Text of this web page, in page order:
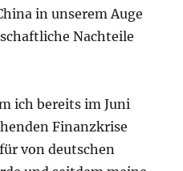
in unserem Auge
Nachteile
ich bereits im Juni
Finanzkrise
von deutschen